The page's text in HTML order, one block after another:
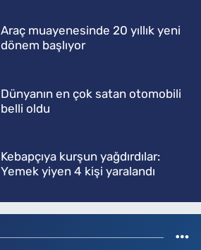
Araç muayenesinde 20 yıllık yeni
dönem başlıyor
Dünyanın en çok satan otomobili
belli oldu
Kebapçıya kurşun yağdırdılar:
Yemek yiyen 4 kişi yaralandı